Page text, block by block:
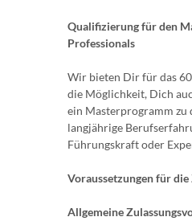
Qualifizierung für den
Professionals
Wir bieten Dir für das
die Möglichkeit, Dich
ein Masterprogramm zu
langjährige
Führungskraft oder
Voraussetzungen für die
Allgemeine